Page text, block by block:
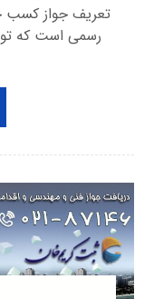
تعریف جواز کسب
رسمی است که